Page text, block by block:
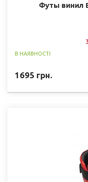
Футы винил
В НАЯВНОСТІ
1695 грн.